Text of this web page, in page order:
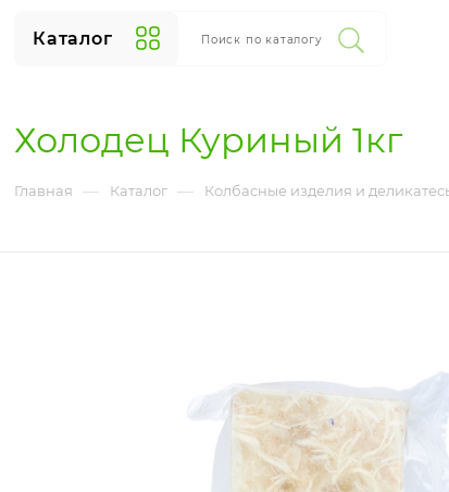
Каталог Поиск по каталогу
Холодец Куриный 1кг
Главная — Каталог — Колбасные изделия и